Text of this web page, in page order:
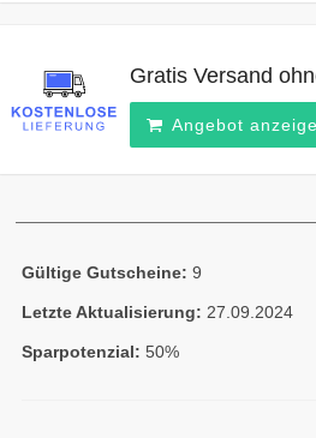
Gratis Versand
Angebot
Gültige Gutscheine: 9
Letzte Aktualisierung: 27.09.2024
Sparpotenzial: 50%